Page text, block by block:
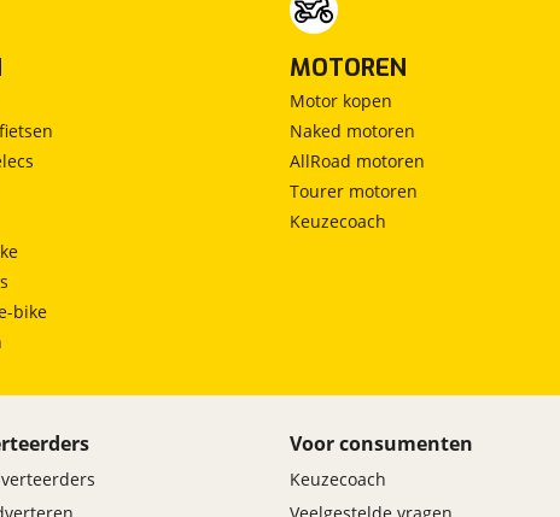
bike
MOTOREN
Motor kopen
Naked motoren
AllRoad motoren
Tourer motoren
Keuzecoach
Voor consumenten
Keuzecoach